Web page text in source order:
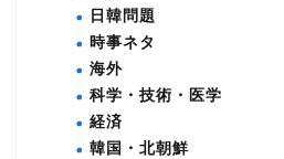
日韓問題
時事ネタ
海外
科学・技術・医学
経済
韓国・北朝鮮